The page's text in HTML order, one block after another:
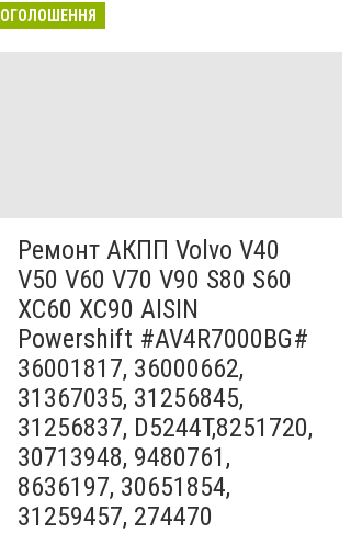
ОГОЛОШЕННЯ
Ремонт АКПП Volvo V40
V50 V60 V70 V90 S80 S60
XC60 XC90 AISIN
Powershift #AV4R7000BG#
36001817, 36000662,
31367035, 31256845,
31256837, D5244T,8251720,
30713948, 9480761,
8636197, 30651854,
31259457, 274470